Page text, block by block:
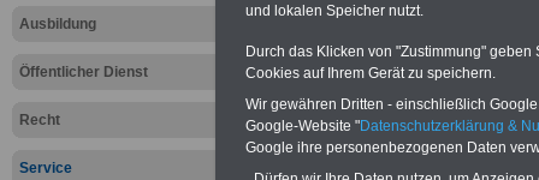
Ausbildung
Öffentlicher Dienst
Recht
Service
öffentlichen Dienst? >>>hier finden
Stellenangebote
und lokalen Speicher nutzt.
Durch das Klicken von "Zustimmung"
Cookies auf Ihrem Gerät zu speichern.
Wir gewähren Dritten - einschließlich
Google-Website "Datenschutzerklärung &
Google ihre personenbezogenen Daten